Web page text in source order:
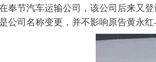
奉节汽车运输公司，该公司后来又
公司名称变更，并不影响原告黄永